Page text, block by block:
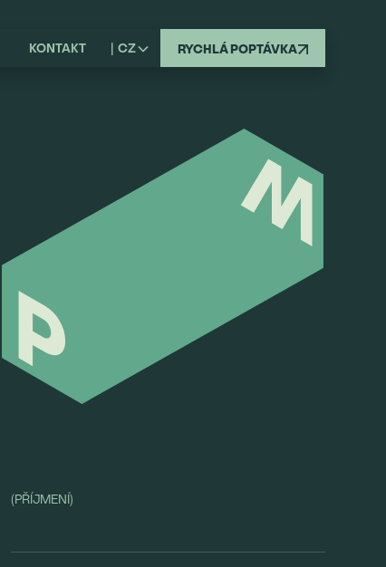
KONTAKT CZ RYCHLÁ POPTÁVKA
(PŘÍJMENÍ)